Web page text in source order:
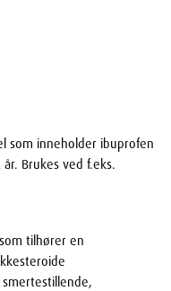
som inneholder ibuprofen
Brukes ved f.eks.
tilhører en